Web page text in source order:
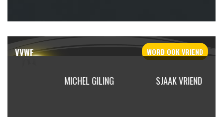
VVWF WORD OOKVRIEND
MICHEL GILING SJAAK VRIEND